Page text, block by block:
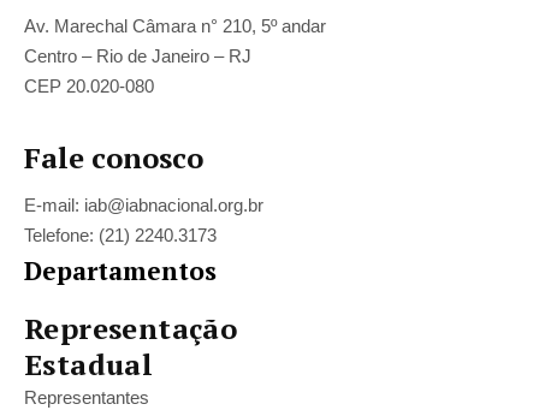
Av. Marechal Câmara n° 210, 5º andar
Centro – Rio de Janeiro – RJ
CEP 20.020-080
Fale conosco
E-mail: iab@iabnacional.org.br
Telefone: (21) 2240.3173
Departamentos
Representação
Estadual
Representantes